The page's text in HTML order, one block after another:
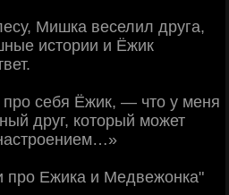
Мишка веселил друга,
истории и Ёжик
себя Ёжик, — что у меня
друг, который может
про Ежика и Медвежонка"